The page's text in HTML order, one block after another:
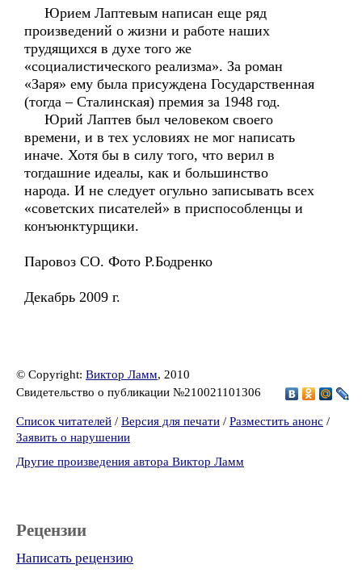
Юрием Лаптевым написан еще ряд
произведений о жизни и работе наших
трудящихся в духе того же
«социалистического реализма». За роман
«Заря» ему была присуждена Государственная
(тогда – Сталинская) премия за 1948 год.
Юрий Лаптев был человеком своего
времени, и в тех условиях не мог написать
иначе. Хотя бы в силу того, что верил в
тогдашние идеалы, как и большинство
народа. И не следует огульно записывать всех
«советских писателей» в приспособленцы и
конъюнктурщики.
Паровоз СО. Фото Р.Бодренко
Декабрь 2009 г.
© Copyright: Виктор Ламм, 2010
Свидетельство о публикации №210021101306
Список читателей / Версия для печати / Разместить анонс /
Заявить о нарушении
Другие произведения автора Виктор Ламм
Рецензии
Написать рецензию